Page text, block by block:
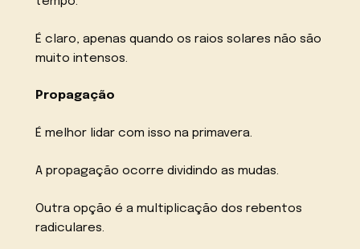
É claro, apenas quando os raios solares não são
muito intensos.
Propagação
É melhor lidar com isso na primavera.
A propagação ocorre dividindo as mudas.
Outra opção é a multiplicação dos rebentos
radiculares.